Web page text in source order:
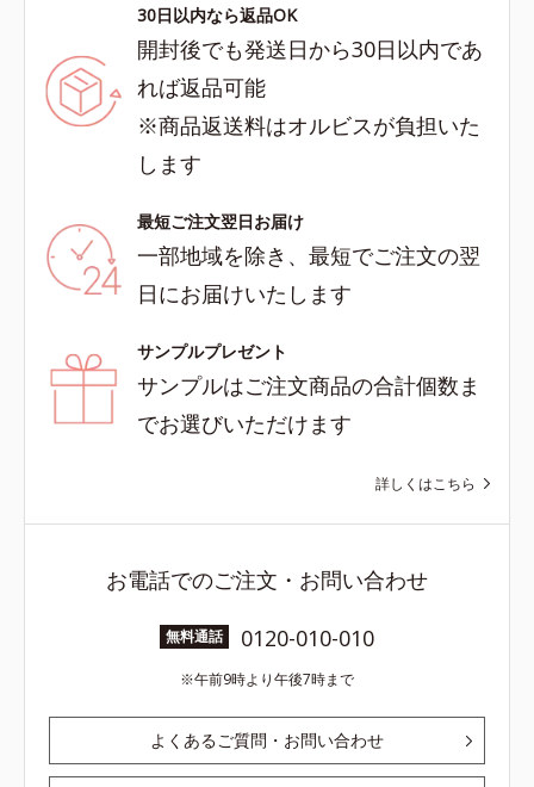
30日以内なら返品OK
開封後でも発送日から30日以内であ
れば返品可能
※商品返送料はオルビスが負担いた
します
最短ご注文翌日お届け
一部地域を除き、最短でご注文の翌
日にお届けいたします
サンプルプレゼント
サンプルはご注文商品の合計個数ま
でお選びいただけます
詳しくはこちら
お電話でのご注文・お問い合わせ
無料通話 0120-010-010
午前9時より午後7時まで
よくあるご質問・お問い合わせ